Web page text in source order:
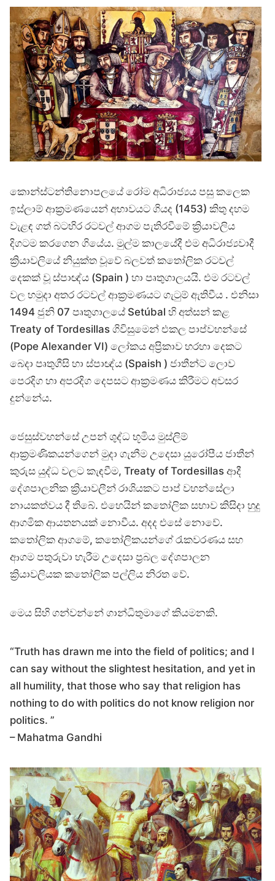
කොන්ස්ටන්තිනොපලයේ රෝම අධිරාජ්‍යය පසු කලෙක
ඉස්ලාම් ආක්‍රමණයෙන් අභාවයට ගියද (1453) කිතු දහම
වැළඳ ගත් බටහිර රටවල් ආගම පැතිරවීමේ ක්‍රියාවලිය
දිගටම කරගෙන ගියේය. මුල්ම කාලයේදී එම අධිරාජ්‍යවාදී
ක්‍රියාවලියේ නියුක්ත වූවේ බලවත් කතෝලික රටවල්
දෙකක් වූ ස්පාඥ්ය (Spain ) හා පෘතුගාලයයි. එම රටවල්
වල හමුදා අතර රටවල් ආක්‍රමණයට ගැටුම් ඇතිවීය . එනිසා
1494 ජුනි 07 පෘතුගාලයේ Setúbal හි අත්සන් කළ
Treaty of Tordesillas ගිවිසුමෙන් එකල පාප්වහන්සේ
(Pope Alexander VI) ලෝකය අප්‍රිකාව හරහා දෙකට
බෙදා පෘතුගීසි හා ස්පාඥ්ය (Spaish ) ජාතීන්ට ලොව
පෙරදිග හා අපරදිග දෙපසට ආක්‍රමණය කිරීමට අවසර
දුන්නේය.
ජෙසුස්වහන්සේ උපන් ශුද්ධ භූමිය මුස්ලිම්
ආක්‍රමණිකයන්ගෙන් මුදා ගැනීම උදෙසා යුරෝපීය ජාතීන්
කුරුස යුද්ධ වලට කැඳවීම, Treaty of Tordesillas ආදී
දේශපාලනික ක්‍රියාවලීන් රාශියකට පාප් වහන්සේලා
නායකත්වය දී තිබේ. එහෙයින් කතෝලික සභාව කිසිදා හුදු
ආගමික ආයතනයක් නොවීය. අදද එසේ නොවේ.
කතෝලික ආගමේ, කතෝලිකයන්ගේ රැකවරණය සහ
ආගම පතුරුවා හැරීම උදෙසා ප්‍රබල දේශපාලන
ක්‍රියාවලියක කතෝලික පල්ලිය නිරත වේ.
මෙය සිහි ගන්වන්නේ ගාන්ධිතුමාගේ කියමනකි.
“Truth has drawn me into the field of politics; and I
can say without the slightest hesitation, and yet in
all humility, that those who say that religion has
nothing to do with politics do not know religion nor
politics. ”
– Mahatma Gandhi